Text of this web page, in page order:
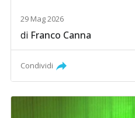
29 Mag 2026
di Franco Canna
Condividi